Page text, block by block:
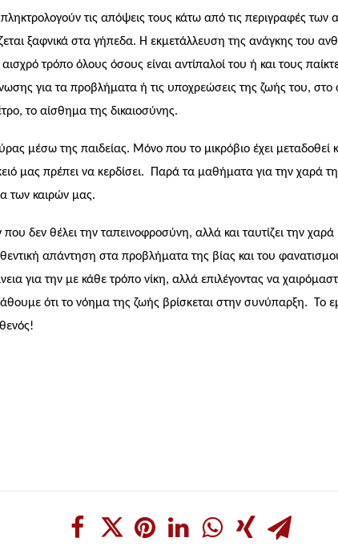
τις απόψεις τους κάτω από τις περιγραφές
ξαφνικά στα γήπεδα. Η εκμετάλλευση της ανάγκης του
τρόπο όλους όσους είναι αντίπαλοί του ή και τους
για τα προβλήματα ή τις υποχρεώσεις της ζωής του,
το αίσθημα της δικαιοσύνης.
μέσω της παιδείας. Μόνο που το μικρόβιο έχει μεταδοθεί
μας πρέπει να κερδίσει.
Παρά τα μαθήματα για την χαρά
των καιρών μας.
δεν θέλει την ταπεινοφροσύνη, αλλά και ταυτίζει την χαρά
απάντηση στα προβλήματα της βίας και του
για την με κάθε τρόπο νίκη, αλλά επιλέγοντας να
ότι το νόημα της ζωής βρίσκεται στην συνύπαρξη.
Το